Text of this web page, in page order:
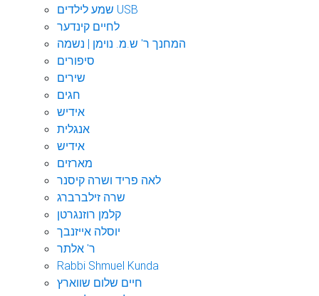
שמע לילדים USB
לחיים קינדער
המחנך ר' ש.מ. נוימן | נשמה
סיפורים
שירים
חגים
אידיש
אנגלית
אידיש
מארזים
לאה פריד ושרה קיסנר
שרה זילברברג
קלמן רוזנגרטן
יוסלה אייזנבך
ר' אלתר
Rabbi Shmuel Kunda
חיים שלום שווארץ